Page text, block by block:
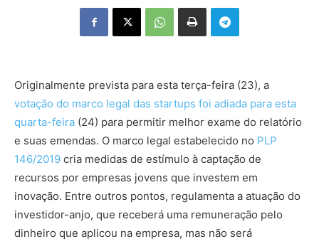
Originalmente prevista para esta terça-feira (23), a
votação do marco legal das startups foi adiada para esta
quarta-feira (24) para permitir melhor exame do relatório
e suas emendas. O marco legal estabelecido no PLP
146/2019 cria medidas de estímulo à captação de
recursos por empresas jovens que investem em
inovação. Entre outros pontos, regulamenta a atuação do
investidor-anjo, que receberá uma remuneração pelo
dinheiro que aplicou na empresa, mas não será